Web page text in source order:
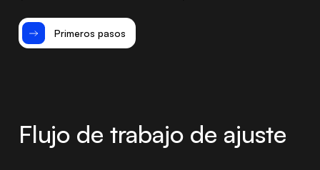
Primeros pasos
Flujo de trabajo de ajuste